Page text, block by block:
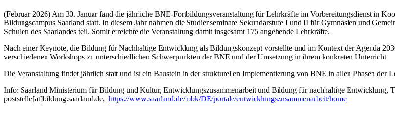
(Februar 2026) Am 30. Januar fand die jährliche BNE-Fortbildungsveranstaltung für Lehrkräfte im Vorbereitungsdienst in
Bildungscampus Saarland statt. In diesem Jahr nahmen die Studienseminare Sekundarstufe I und II für Gymnasien und
Schulen des Saarlandes teil. Somit erreichte die Veranstaltung damit insgesamt 175 angehende Lehrkräfte.
Nach einer Keynote, die Bildung für Nachhaltige Entwicklung als Bildungskonzept vorstellte und im Kontext der Agenda
verschiedenen Workshops zu unterschiedlichen Schwerpunkten der BNE und der Umsetzung in ihrem konkreten Unterricht.
Die Veranstaltung findet jährlich statt und ist ein Baustein in der strukturellen Implementierung von BNE in allen Phasen der
Info: Saarland Ministerium für Bildung und Kultur, Entwicklungszusammenarbeit und Bildung für nachhaltige Entwicklung,
poststelle[at]bildung.saarland.de, https://www.saarland.de/mbk/DE/portale/entwicklungszusammenarbeit/home